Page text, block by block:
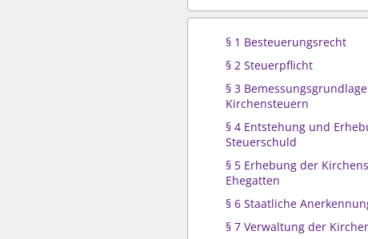
§ 1 Besteuerungsrecht
§ 2 Steuerpflicht
§ 3
Kirchensteuern
§ 4 Entstehung und
Steuerschuld
§ 5 Erhebung der
Ehegatten
§ 6 Staatliche
§ 7 Verwaltung der